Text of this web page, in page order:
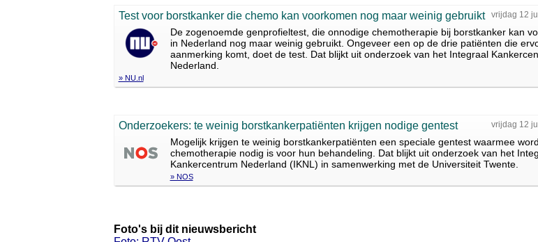
vrijdag 12
Test voor borstkanker die chemo kan voorkomen nog maar weinig gebruikt
De zogenoemde genprofieltest, die onnodige chemotherapie bij borstkanker kan
in Nederland nog maar weinig gebruikt. Ongeveer een op de drie patiënten die
aanmerking komt, doet de test. Dat blijkt uit onderzoek van het Integraal
Nederland.
» NU.nl
vrijdag 12
Onderzoekers: te weinig borstkankerpatiënten krijgen nodige gentest
Mogelijk krijgen te weinig borstkankerpatiënten een speciale gentest waarmee
chemotherapie nodig is voor hun behandeling. Dat blijkt uit onderzoek van het
Kankercentrum Nederland (IKNL) in samenwerking met de Universiteit Twente.
» NOS
Foto's bij dit nieuwsbericht